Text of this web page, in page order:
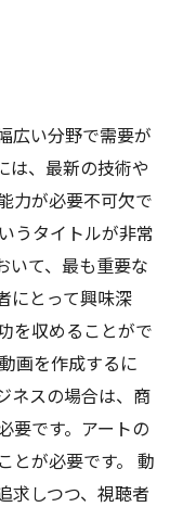
広い分野で需要が
は、最新の技術や
力が必要不可欠で
うタイトルが非常
いて、最も重要な
にとって興味深
を収めることがで
画を作成するに
ネスの場合は、商
要です。アートの
とが必要です。 動
求しつつ、視聴者